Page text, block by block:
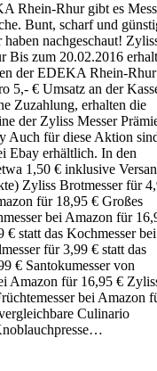
Rhein-Rhur gibt es
Bunt, scharf und
nachgeschaut!
Bis zum 20.02.2016
der EDEKA Rhein-Rhur
5,- € Umsatz an der
Zuzahlung, erhalten die
der Zyliss Messer
Auch für diese Aktion
Ebay erhältlich. In den
1,50 € inklusive
Zyliss Brotmesser für
für 18,95 € Großes
bei Amazon für
statt das Kochmesser bei
für 3,99 € statt das
€ Santokumesser von
Amazon für 16,95 €
bei Amazon
Culinario